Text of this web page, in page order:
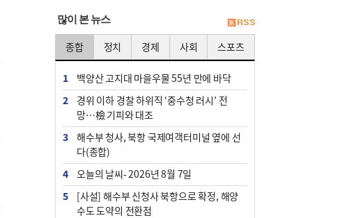
많이 본 뉴스
종합 정치 경제 사회 스포츠
1
백양산 고지대 마을우물 55년 만에 바닥
2
경위 이하 경찰 하위직 ‘중수청 러시’ 전
망…檢 기피와 대조
3
해수부 청사, 북항 국제여객터미널 옆에 선
다(종합)
4
오늘의 날씨- 2026년 8월 7일
5
[사설] 해수부 신청사 북항으로 확정, 해양
수도 도약의 전환점